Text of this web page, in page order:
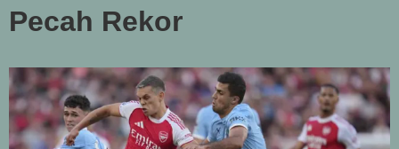
Pecah Rekor